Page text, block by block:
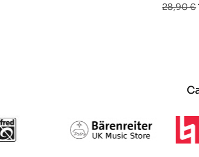
Prezzo
28,90 €